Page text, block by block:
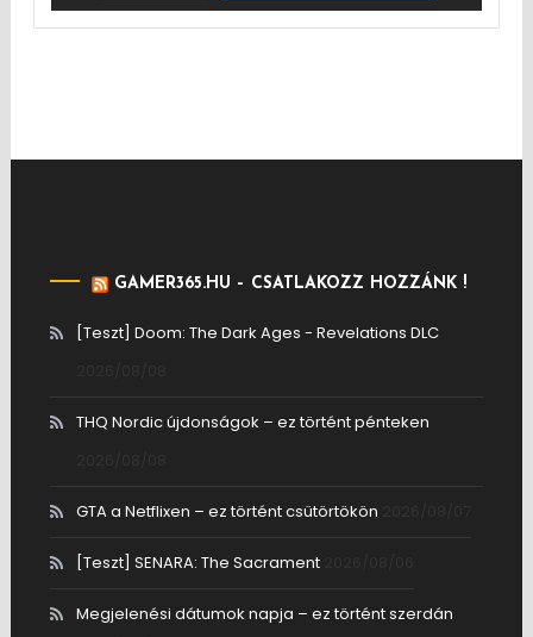
GAMER365.HU – CSATLAKOZZ HOZZÁNK !
[Teszt] Doom: The Dark Ages - Revelations DLC
THQ Nordic újdonságok – ez történt pénteken
GTA a Netflixen – ez történt csütörtökön
[Teszt] SENARA: The Sacrament
Megjelenési dátumok napja – ez történt szerdán